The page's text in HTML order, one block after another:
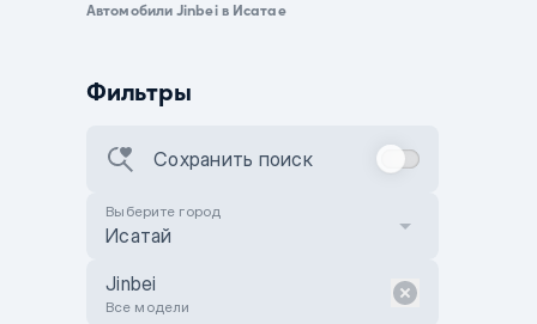
Автомобили Jinbei в Исатае
Фильтры
Сохранить поиск
Выберите город
Исатай
Jinbei
Все модели